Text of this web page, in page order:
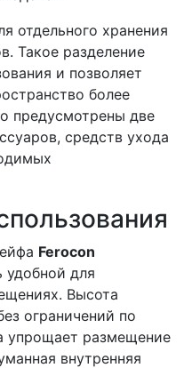
отдельного хранения
Такое разделение
и позволяет
более
предусмотрены две
средств ухода
Ferocon
удобной для
Высота
ограничений по
упрощает размещение
внутренняя